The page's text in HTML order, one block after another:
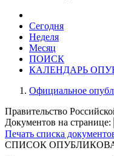
Сегодня
Неделя
Месяц
ПОИСК
КАЛЕНДАРЬ
Официальное
Правительство
Документов на странице:
Печать списка
СПИСОК